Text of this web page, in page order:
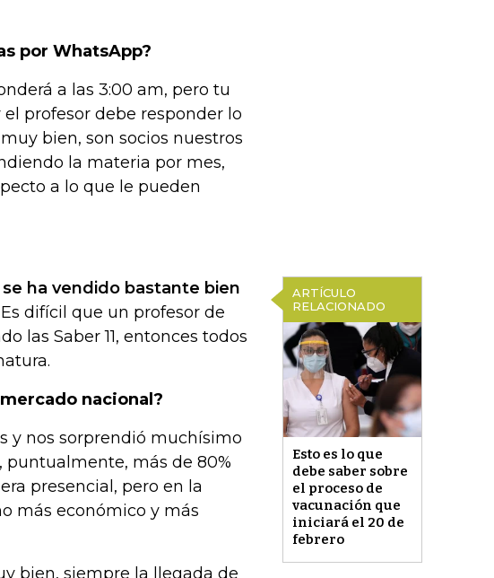
por WhatsApp?
a las 3:00 am, pero tu
profesor debe responder lo
bien, son socios nuestros
la materia por mes,
a lo que le pueden
ARTÍCULO
RELACIONADO
Esto es lo que
debe saber sobre
el proceso de
vacunación que
iniciará el 20 de
febrero
ha vendido bastante bien
Es difícil que un profesor de
las Saber 11, entonces todos
nacional?
y nos sorprendió muchísimo
puntualmente, más de 80%
presencial, pero en la
más económico y más
bien, siempre la llegada de